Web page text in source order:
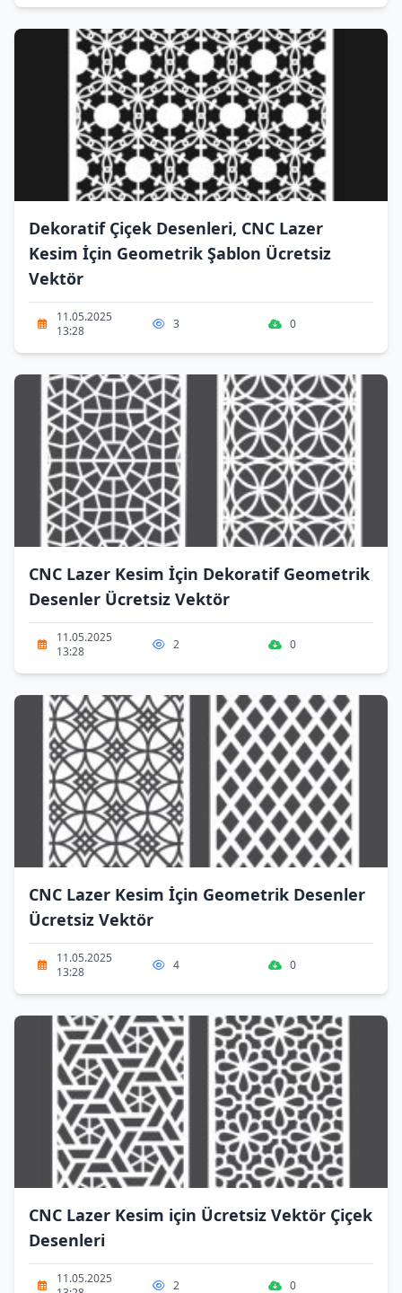
Dekoratif Çiçek Desenleri, CNC Lazer
Kesim İçin Geometrik Şablon Ücretsiz
Vektör
11.05.2025
13:28
3 0
CNC Lazer Kesim İçin Dekoratif Geometrik
Desenler Ücretsiz Vektör
11.05.2025
13:28
2 0
CNC Lazer Kesim İçin Geometrik Desenler
Ücretsiz Vektör
11.05.2025
13:28
4 0
CNC Lazer Kesim için Ücretsiz Vektör Çiçek
Desenleri
11.05.2025
2 0